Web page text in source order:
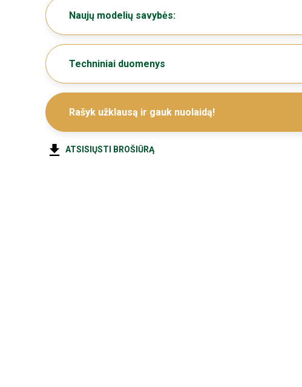
Naujų modelių savybės:
Techniniai duomenys
Rašyk užklausą ir gauk nuolaidą!
ATSISIŲSTI BROŠIŪRĄ